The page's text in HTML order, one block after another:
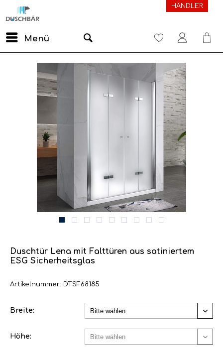
Menü
Duschtür Lena mit Falttüren aus satiniertem
ESG Sicherheitsglas
Artikelnummer: DTSF68185
Breite:
Höhe:
HÄNDLER